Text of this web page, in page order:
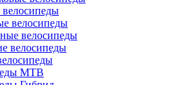
велосипеды
велосипеды
велосипеды
MTB